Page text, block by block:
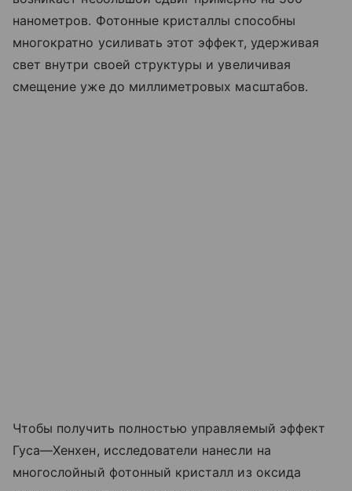
нанометров. Фотонные кристаллы способны
многократно усиливать этот эффект, удерживая
свет внутри своей структуры и увеличивая
смещение уже до миллиметровых масштабов.
Чтобы получить полностью управляемый эффект
Гуса—Хенхен, исследователи нанесли на
многослойный фотонный кристалл из оксида